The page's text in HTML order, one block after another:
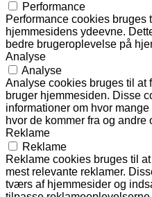
Performance
Performance cookies bruges
hjemmesidens ydeevne.
bedre brugeroplevelse på
Analyse
Analyse
Analyse cookies bruges til at
bruger hjemmesiden. Disse
informationer om hvor
hvor de kommer fra og
Reklame
Reklame
Reklame cookies bruges til
mest relevante reklamer.
tværs af hjemmesider og